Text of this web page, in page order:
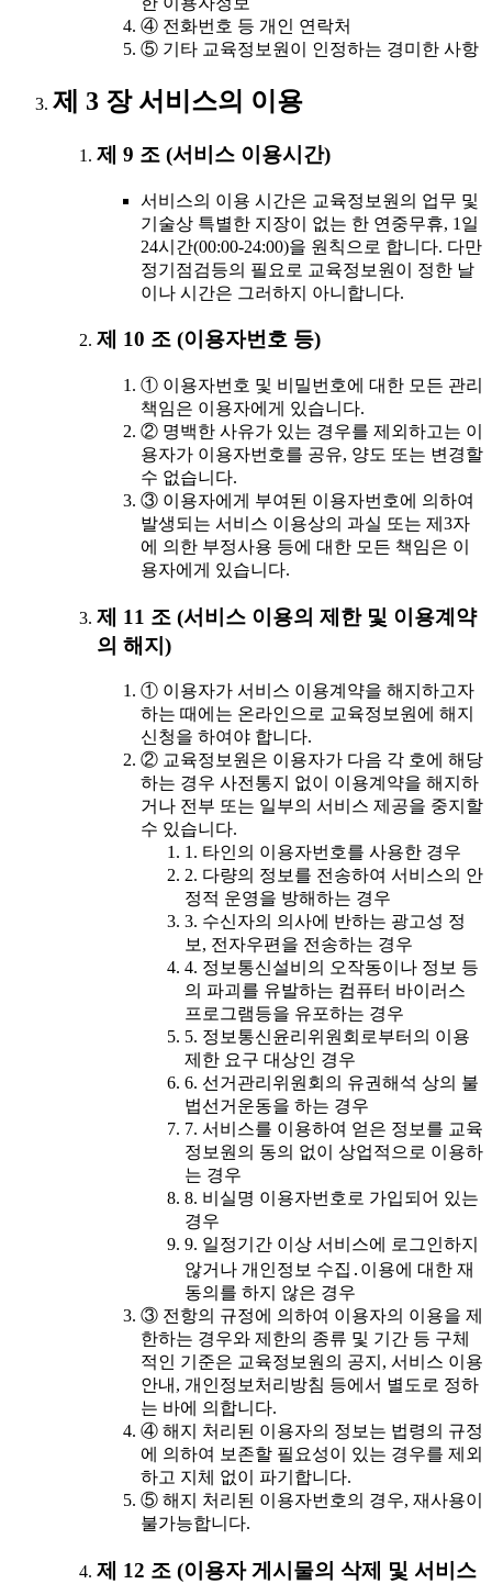
④ 전화번호 등 개인 연락처
⑤ 기타 교육정보원이 인정하는 경미한 사항
제 3 장 서비스의 이용
제 9 조 (서비스 이용시간)
서비스의 이용 시간은 교육정보원의 업무 및
기술상 특별한 지장이 없는 한 연중무휴, 1일
24시간(00:00-24:00)을 원칙으로 합니다. 다만
정기점검등의 필요로 교육정보원이 정한 날
이나 시간은 그러하지 아니합니다.
제 10 조 (이용자번호 등)
① 이용자번호 및 비밀번호에 대한 모든 관리
책임은 이용자에게 있습니다.
② 명백한 사유가 있는 경우를 제외하고는 이
용자가 이용자번호를 공유, 양도 또는 변경할
수 없습니다.
③ 이용자에게 부여된 이용자번호에 의하여
발생되는 서비스 이용상의 과실 또는 제3자
에 의한 부정사용 등에 대한 모든 책임은 이
용자에게 있습니다.
제 11 조 (서비스 이용의 제한 및 이용계약
의 해지)
① 이용자가 서비스 이용계약을 해지하고자
하는 때에는 온라인으로 교육정보원에 해지
신청을 하여야 합니다.
② 교육정보원은 이용자가 다음 각 호에 해당
하는 경우 사전통지 없이 이용계약을 해지하
거나 전부 또는 일부의 서비스 제공을 중지할
수 있습니다.
1. 타인의 이용자번호를 사용한 경우
2. 다량의 정보를 전송하여 서비스의 안
정적 운영을 방해하는 경우
3. 수신자의 의사에 반하는 광고성 정
보, 전자우편을 전송하는 경우
4. 정보통신설비의 오작동이나 정보 등
의 파괴를 유발하는 컴퓨터 바이러스
프로그램등을 유포하는 경우
5. 정보통신윤리위원회로부터의 이용
제한 요구 대상인 경우
6. 선거관리위원회의 유권해석 상의 불
법선거운동을 하는 경우
7. 서비스를 이용하여 얻은 정보를 교육
정보원의 동의 없이 상업적으로 이용하
는 경우
8. 비실명 이용자번호로 가입되어 있는
경우
9. 일정기간 이상 서비스에 로그인하지
않거나 개인정보 수집․이용에 대한 재
동의를 하지 않은 경우
③ 전항의 규정에 의하여 이용자의 이용을 제
한하는 경우와 제한의 종류 및 기간 등 구체
적인 기준은 교육정보원의 공지, 서비스 이용
안내, 개인정보처리방침 등에서 별도로 정하
는 바에 의합니다.
④ 해지 처리된 이용자의 정보는 법령의 규정
에 의하여 보존할 필요성이 있는 경우를 제외
하고 지체 없이 파기합니다.
⑤ 해지 처리된 이용자번호의 경우, 재사용이
불가능합니다.
제 12 조 (이용자 게시물의 삭제 및 서비스